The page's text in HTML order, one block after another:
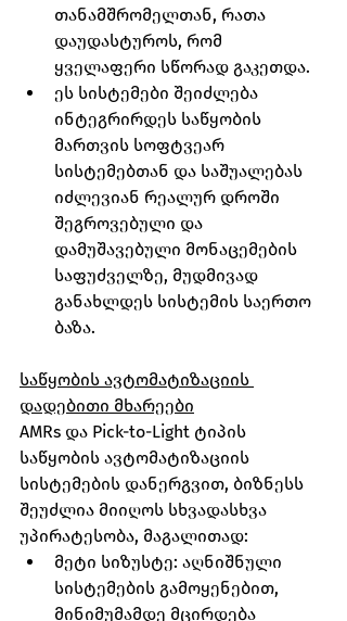
თანამშრომელთან, რათა
დაუდასტუროს, რომ
ყველაფერი სწორად გაკეთდა.
ეს სისტემები შეიძლება
ინტეგრირდეს საწყობის
მართვის სოფტვეარ
სისტემებთან და საშუალებას
იძლევიან რეალურ დროში
შეგროვებული და
დამუშავებული მონაცემების
საფუძველზე, მუდმივად
განახლდეს სისტემის საერთო
ბაზა.
საწყობის ავტომატიზაციის
დადებითი მხარეები
AMRs და Pick-to-Light ტიპის
საწყობის ავტომატიზაციის
სისტემების დანერგვით, ბიზნესს
შეუძლია მიიღოს სხვადასხვა
უპირატესობა, მაგალითად:
მეტი სიზუსტე: აღნიშნული
სისტემების გამოყენებით,
მინიმუმამდე მცირდება